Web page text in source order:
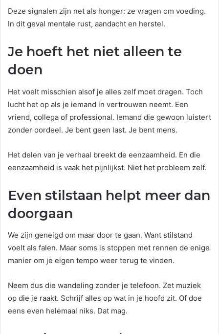
Deze signalen zijn net als honger: ze vragen om voeding.
In dit geval mentale rust, aandacht en herstel.
Je hoeft het niet alleen te
doen
Het voelt misschien alsof je alles zelf moet dragen. Toch
lucht het op als je iemand in vertrouwen neemt. Een
vriend, collega of professional. Iemand die gewoon luistert
zonder oordeel. Je bent geen last. Je bent mens.
Het delen van je verhaal breekt de eenzaamheid. En die
eenzaamheid is vaak het pijnlijkst. Niet het probleem zelf.
Even stilstaan helpt meer dan
doorgaan
We zijn geneigd om maar door te gaan. Want stilstand
voelt als falen. Maar soms is stoppen met rennen de enige
manier om je eigen tempo weer terug te vinden.
Neem dus die wandeling zonder je telefoon. Zet muziek
op die je raakt. Schrijf alles op wat in je hoofd zit. Of doe
eens even helemaal niks. Dat mag.